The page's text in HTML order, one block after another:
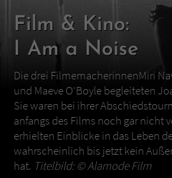
Film & Kino:
I Am a Noise
Die drei FilmemacherinnenMiri
und Maeve O‘Boyle begleiteten
Sie waren bei ihrer
anfangs des Films noch gar nicht
erhielten Einblicke in das Leben
wahrscheinlich bis jetzt kein
hat. Titelbild: ©Alamode Film